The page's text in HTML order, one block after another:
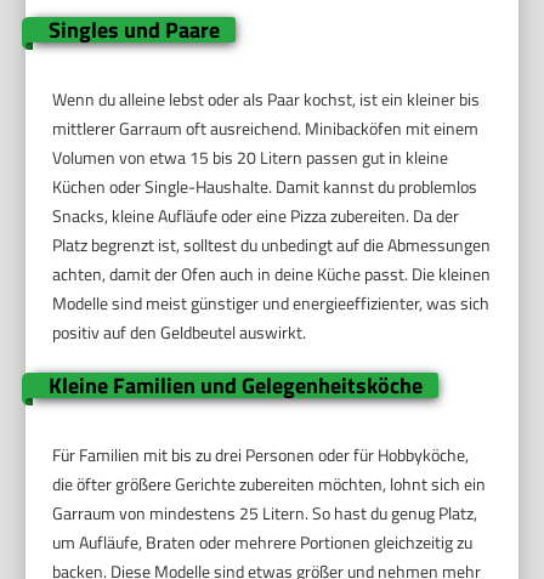
Singles und Paare
Wenn du alleine lebst oder als Paar kochst, ist ein kleiner bis
mittlerer Garraum oft ausreichend. Minibacköfen mit einem
Volumen von etwa 15 bis 20 Litern passen gut in kleine
Küchen oder Single-Haushalte. Damit kannst du problemlos
Snacks, kleine Aufläufe oder eine Pizza zubereiten. Da der
Platz begrenzt ist, solltest du unbedingt auf die Abmessungen
achten, damit der Ofen auch in deine Küche passt. Die kleinen
Modelle sind meist günstiger und energieeffizienter, was sich
positiv auf den Geldbeutel auswirkt.
Kleine Familien und Gelegenheitsköche
Für Familien mit bis zu drei Personen oder für Hobbyköche,
die öfter größere Gerichte zubereiten möchten, lohnt sich ein
Garraum von mindestens 25 Litern. So hast du genug Platz,
um Aufläufe, Braten oder mehrere Portionen gleichzeitig zu
backen. Diese Modelle sind etwas größer und nehmen mehr